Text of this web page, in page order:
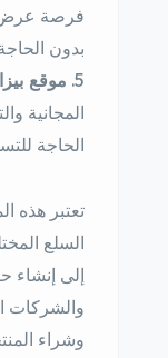
فرصة عرض
بدون
موقع
المجانية
الحاجة
تعتبر هذه
السلع
إلى إنشاء
والشركات
وشراء